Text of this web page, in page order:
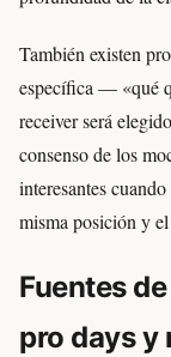
También existen
específica — «qué
receiver será
consenso de los
interesantes
misma posición y
Fuentes
pro days y